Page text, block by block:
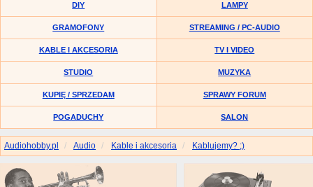
DIY LAMPY
GRAMOFONY STREAMING / PC-AUDIO
KABLE I AKCESORIA TV I VIDEO
STUDIO MUZYKA
KUPIĘ / SPRZEDAM SPRAWY FORUM
POGADUCHY SALON
Audiohobby.pl Audio Kable i akcesoria Kablujemy? ;)